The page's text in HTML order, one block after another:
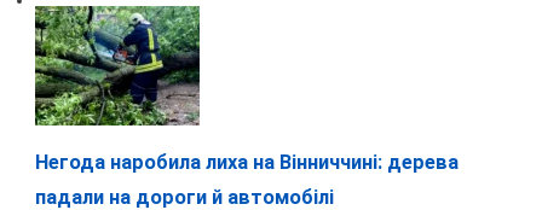
Негода наробила лиха на Вінниччині: дерева
падали на дороги й автомобілі